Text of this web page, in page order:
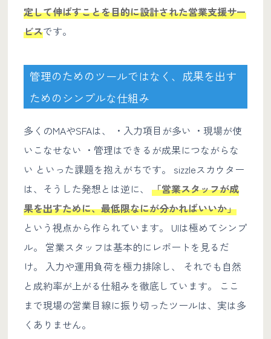
定して伸ばすことを目的に設計された営業支援サー
ビスです。
管理のためのツールではなく、成果を出す
ためのシンプルな仕組み
多くのMAやSFAは、 ・入力項目が多い ・現場が使
いこなせない ・管理はできるが成果につながらな
い といった課題を抱えがちです。 sizzleスカウター
は、そうした発想とは逆に、 「営業スタッフが成
果を出すために、最低限なにが分かればいいか」
という視点から作られています。 UIは極めてシンプ
ル。 営業スタッフは基本的にレポートを見るだ
け。 入力や運用負荷を極力排除し、 それでも自然
と成約率が上がる仕組みを徹底しています。 ここ
まで現場の営業目線に振り切ったツールは、実は多
くありません。